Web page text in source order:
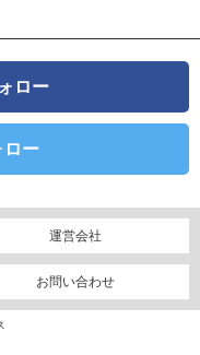
ロー
ー
運営会社
お問い合わせ